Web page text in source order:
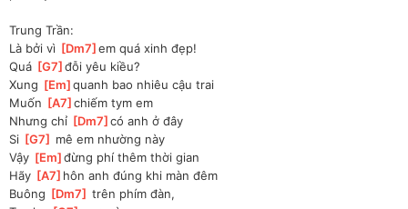
Trung Trần:
Là bởi vì [Dm7 ]
em quá xinh đẹp!
Quá [G7 ]
đỗi yêu kiều?
Xung [Em ]
quanh bao nhiêu cậu trai
Muốn [A7 ]
chiếm tym em
Nhưng chỉ [Dm7 ]
có anh ở đây
Si [G7
mê em nhường này
Vậy [Em ]
đừng phí thêm thời gian
Hãy [A7 ]hôn anh đúng khi màn đêm
Buông [Dm7 ] trên phím đàn,